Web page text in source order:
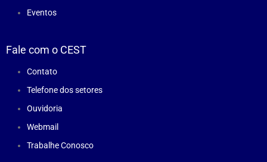
Eventos
Fale com o CEST
Contato
Telefone dos setores
Ouvidoria
Webmail
Trabalhe Conosco